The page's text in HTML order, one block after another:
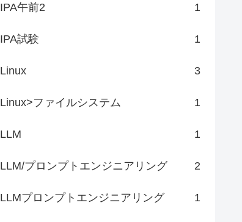
IPA午前2 1
IPA試験 1
Linux 3
Linux>ファイルシステム 1
LLM 1
LLM/プロンプトエンジニアリング 2
LLMプロンプトエンジニアリング 1